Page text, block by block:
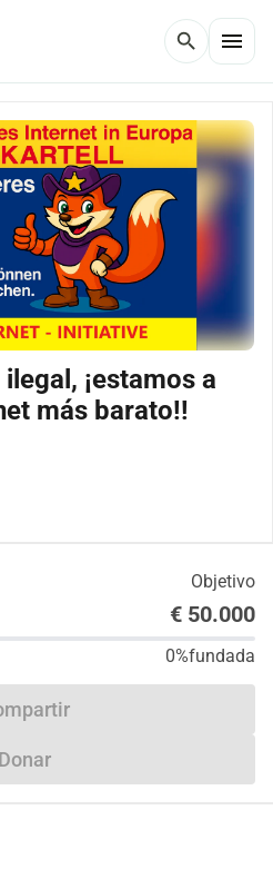
search menu
¡estamos a
más barato!!
Objetivo
€ 50.000
0%fundada
Donar